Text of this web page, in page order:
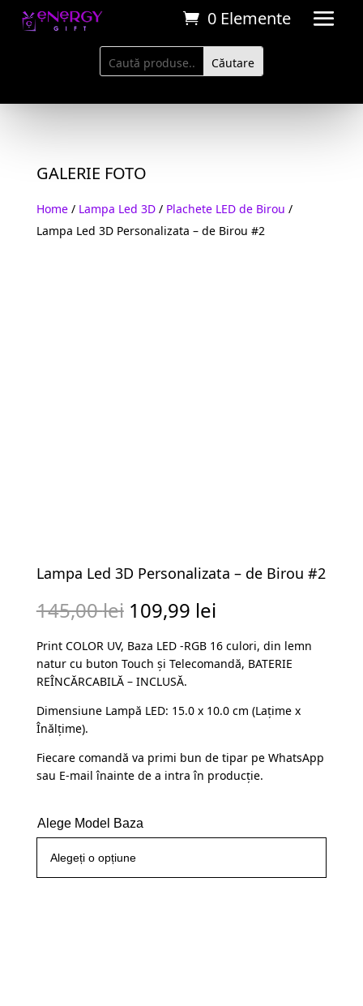
0 Elemente
GALERIE FOTO
Home/ Lampa Led 3D/ Plachete LED de Birou /
Lampa Led 3D Personalizata – de Birou #2
Lampa Led 3D Personalizata – de Birou #2
145,00lei Prețul
a
fost:
109,99 leiPrețul
este:
109,99 lei.
Print COLOR UV, Baza LED -RGB 16 culori, din lemn
natur cu buton Touch și Telecomandă, BATERIE
REÎNCĂRCABILĂ – INCLUSĂ.
Dimensiune Lampă LED: 15.0 x 10.0 cm (Lațime x
Înălțime).
Fiecare comandă va primi bun de tipar pe WhatsApp
sau E-mail înainte de a intra în producție.
Alege Model Baza